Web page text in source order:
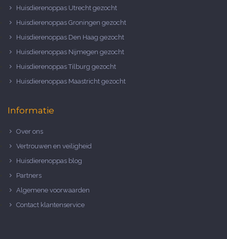
Huisdierenoppas Utrecht gezocht
Huisdierenoppas Groningen gezocht
Huisdierenoppas Den Haag gezocht
Huisdierenoppas Nijmegen gezocht
Huisdierenoppas Tilburg gezocht
Huisdierenoppas Maastricht gezocht
Informatie
Over ons
Vertrouwen en veiligheid
Huisdierenoppas blog
Partners
Algemene voorwaarden
Contact klantenservice